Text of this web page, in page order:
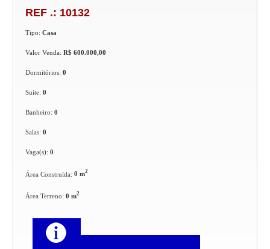
REF .: 10132
Tipo:Casa
Valor Venda:R$ 600.000,00
Dormitórios:0
Suíte:0
Banheiro:0
Salas:0
Vaga(s):0
Área Construída:0 m2
Área Terreno:0 m2